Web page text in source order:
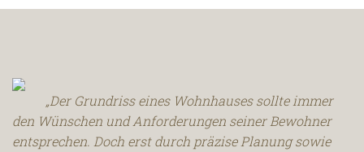
„Der Grundriss eines Wohnhauses sollte immer
den Wünschen und Anforderungen seiner Bewohner
entsprechen. Doch erst durch präzise Planung sowie